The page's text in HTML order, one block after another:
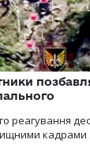
реагування